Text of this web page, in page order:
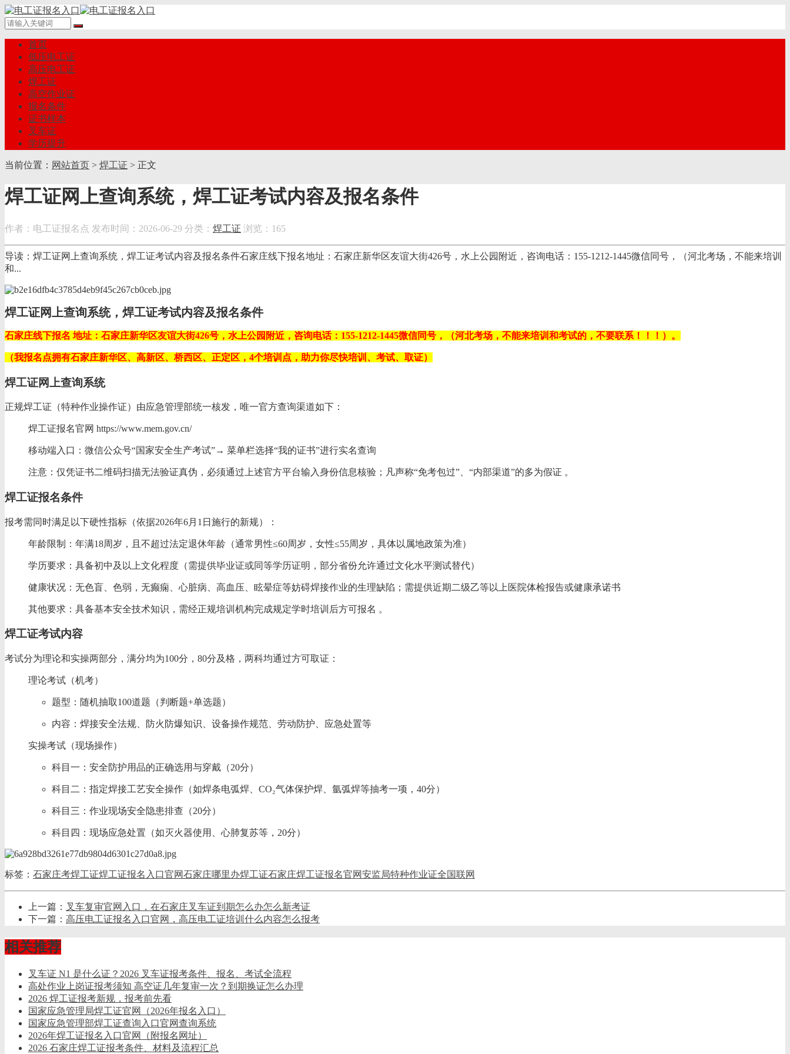
首页
低压电工证
高压电工证
焊工证
高空作业证
报名条件
证书样本
叉车证
学历提升
当前位置： 网站首页 > 焊工证 > 正文
焊工证网上查询系统，焊工证考试内容及报名条件
作者：电工证报名点 发布时间：2026-06-29 分类： 焊工证 浏览：165
导读：焊工证网上查询系统，焊工证考试内容及报名条件石家庄线下报名地址：石家庄新华区友谊大街426号，水上公园附近，咨询电话：155-1212-1445微信同号，（河北考场，不能来培训
和...
焊工证网上查询系统，焊工证考试内容及报名条件
石家庄线下报名 地址：石家庄新华区友谊大街426号，水上公园附近，咨询电话：155-1212-1445微信同号，（河北考场，不能来培训和考试的，不要联系！！！）。
（我报名点拥有石家庄新华区、高新区、桥西区、正定区，4个培训点，助力你尽快培训、考试、取证）
焊工证网上查询系统
正规焊工证（特种作业操作证）由‌应急管理部‌统一核发，唯一官方查询渠道如下：
焊工证报名官网 https://www.mem.gov.cn/
‌移动端入口‌：微信公众号“‌国家安全生产考试‌”→ 菜单栏选择“我的证书”进行实名查询
‌注意‌：仅凭证书二维码扫描无法验证真伪，必须通过上述官方平台输入身份信息核验；凡声称“免考包过”、“内部渠道”的多为假证 。‌
焊工证报名条件
报考需同时满足以下硬性指标（依据2026年6月1日施行的新规）：
‌年龄限制‌：年满‌18周岁‌，且不超过法定退休年龄（通常男性≤60周岁，女性≤55周岁，具体以属地政策为准）
‌学历要求‌：具备‌初中及以上‌文化程度（需提供毕业证或同等学历证明，部分省份允许通过文化水平测试替代）
‌健康状况‌：无色盲、色弱，无癫痫、心脏病、高血压、眩晕症等妨碍焊接作业的生理缺陷；需提供近期‌二级乙等以上医院‌体检报告或健康承诺书
‌其他要求‌：具备基本安全技术知识，需经正规培训机构完成规定学时培训后方可报名 。‌‌
焊工证考试内容
考试分为‌理论‌和‌实操‌两部分，满分均为100分，‌80分及格‌，两科均通过方可取证：
‌理论考试‌（机考）
题型：随机抽取100道题（判断题+单选题）
内容：焊接安全法规、防火防爆知识、设备操作规范、劳动防护、应急处置等
‌实操考试‌（现场操作）
科目一：‌安全防护用品‌的正确选用与穿戴（20分）
科目二：‌指定焊接工艺‌安全操作（如焊条电弧焊、CO₂气体保护焊、氩弧焊等抽考一项，40分）
科目三：作业现场‌安全隐患排查‌（20分）
科目四：‌现场应急处置‌（如灭火器使用、心肺复苏等，20分）
标签： 石家庄考焊工证焊工证报名入口官网石家庄哪里办焊工证石家庄焊工证报名官网安监局特种作业证全国联网
上一篇： 叉车复审官网入口，在石家庄叉车证到期怎么办怎么新考证
下一篇： 高压电工证报名入口官网，高压电工证培训什么内容怎么报考
相关推荐
叉车证 N1 是什么证？2026 叉车证报考条件、报名、考试全流程
​高处作业上岗证报考须知 高空证几年复审一次？到期换证怎么办理
2026 焊工证报考新规，报考前先看
国家应急管理局焊工证官网（2026年报名入口）
国家应急管理部焊工证查询入口官网查询系统
2026年焊工证报名入口官网（附报名网址）
2026 石家庄焊工证报考条件、材料及流程汇总